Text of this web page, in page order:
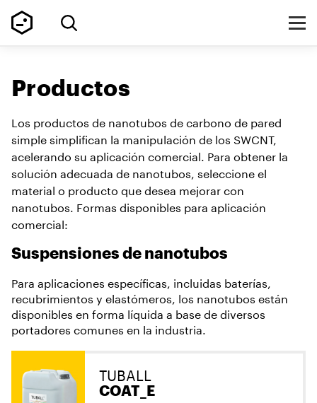
Productos
Los productos de nanotubos de carbono de pared
simple simplifican la manipulación de los SWCNT,
acelerando su aplicación comercial. Para obtener la
solución adecuada de nanotubos, seleccione el
material o producto que desea mejorar con
nanotubos. Formas disponibles para aplicación
comercial:
Suspensiones de nanotubos
Para aplicaciones específicas, incluidas baterías,
recubrimientos y elastómeros, los nanotubos están
disponibles en forma líquida a base de diversos
portadores comunes en la industria.
TUBALL
COAT_E